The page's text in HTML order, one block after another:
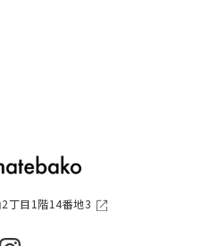
丁目1階14番地3